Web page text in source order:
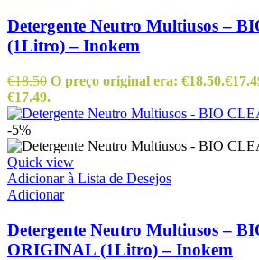
Detergente Neutro Multiusos –
(1Litro) – Inokem
€18.50 O preço original era: €18.50.€
€17.49.
-5%
Quick view
Adicionar à Lista de Desejos
Adicionar
Detergente Neutro Multiusos –
ORIGINAL (1Litro) – Inokem